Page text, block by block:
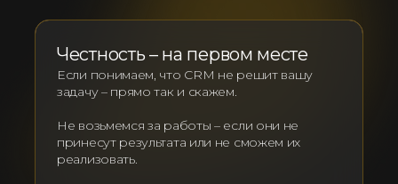
Честность – на первом месте
Если понимаем, что CRM не решит вашу
задачу – прямо так и скажем.
Не возьмемся за работы – если они не
принесут результата или не сможем их
реализовать.